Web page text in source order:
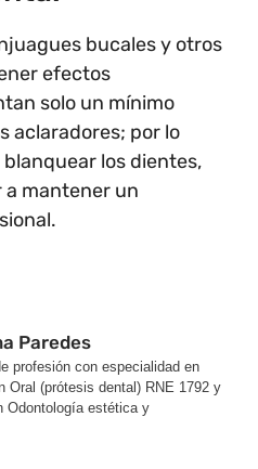
bucales y otros
efectos
solo un mínimo
aclaradores; por lo
blanquear los dientes,
a mantener un
Paredes
profesión con especialidad en
Oral (prótesis dental) RNE 1792 y
Odontología estética y